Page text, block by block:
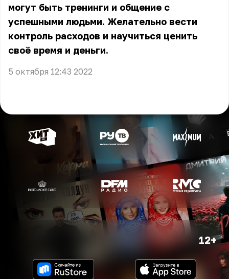
могут быть тренинги и общение с
успешными людьми. Желательно вести
контроль расходов и научиться ценить
своё время и деньги.
5 октября 12:43 2022
12+